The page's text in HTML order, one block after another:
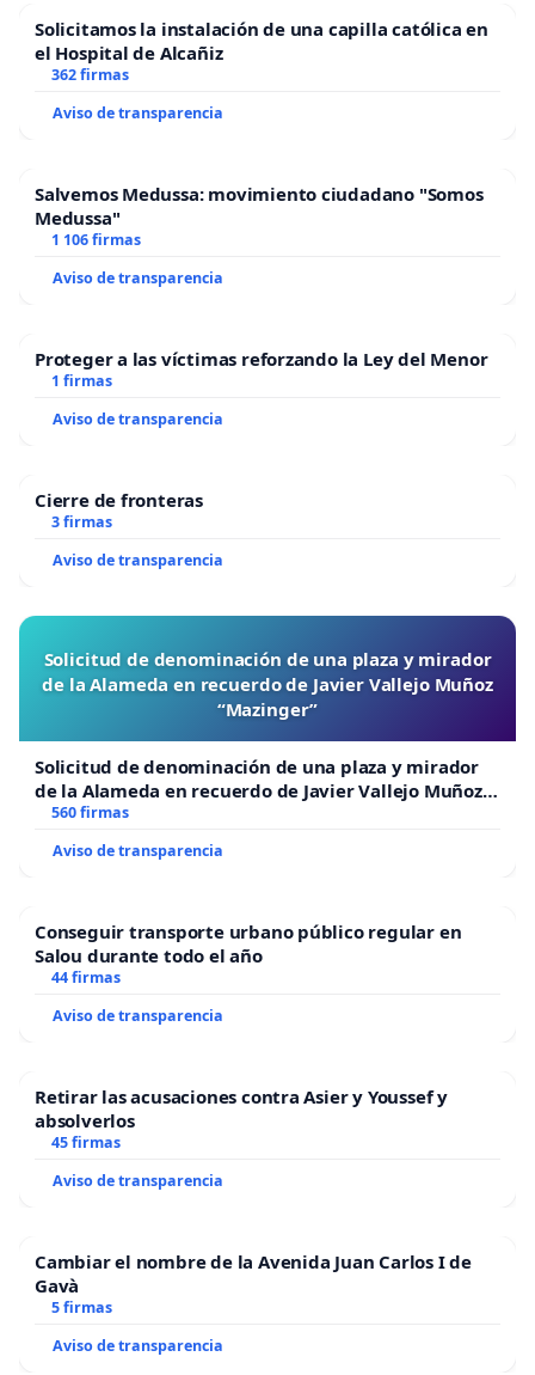
Solicitamos la instalación de una capilla católica en
el Hospital de Alcañiz
362 firmas
Aviso de transparencia
Salvemos Medussa: movimiento ciudadano "Somos
Medussa"
1 106 firmas
Aviso de transparencia
Proteger a las víctimas reforzando la Ley del Menor
1 firmas
Aviso de transparencia
Cierre de fronteras
3 firmas
Aviso de transparencia
Solicitud de denominación de una plaza y mirador
de la Alameda en recuerdo de Javier Vallejo Muñoz
“Mazinger”
Solicitud de denominación de una plaza y mirador
de la Alameda en recuerdo de Javier Vallejo Muñoz
“Mazinger”
560 firmas
Aviso de transparencia
Conseguir transporte urbano público regular en
Salou durante todo el año
44 firmas
Aviso de transparencia
Retirar las acusaciones contra Asier y Youssef y
absolverlos
45 firmas
Aviso de transparencia
Cambiar el nombre de la Avenida Juan Carlos I de
Gavà
5 firmas
Aviso de transparencia